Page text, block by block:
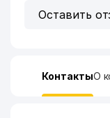
Оставить
КонтактыО